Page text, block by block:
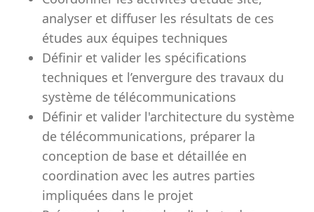
analyser et diffuser les résultats de ces
études aux équipes techniques
Définir et valider les spécifications
techniques et l’envergure des travaux du
système de télécommunications
Définir et valider l'architecture du système
de télécommunications, préparer la
conception de base et détaillée en
coordination avec les autres parties
impliquées dans le projet